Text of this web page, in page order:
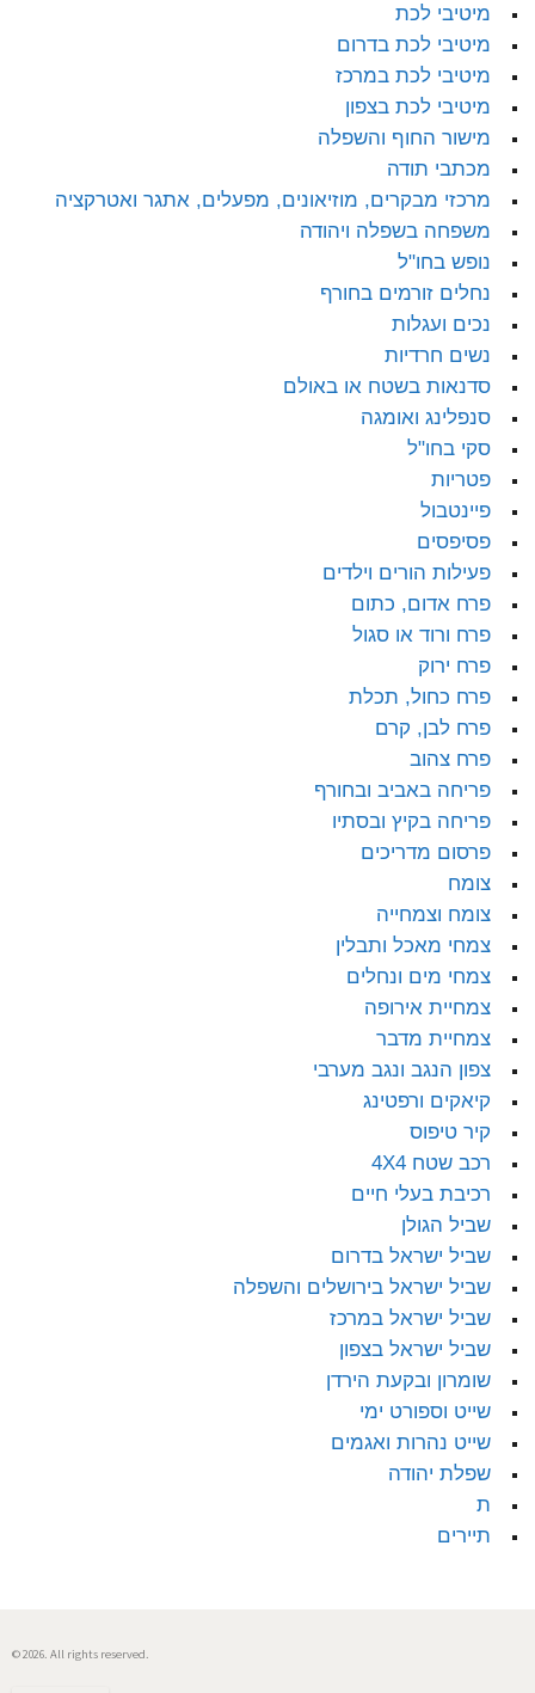
מיטיבי לכת
מיטיבי לכת בדרום
מיטיבי לכת במרכז
מיטיבי לכת בצפון
מישור החוף והשפלה
מכתבי תודה
מרכזי מבקרים, מוזיאונים, מפעלים, אתגר ואטרקציה
משפחה בשפלה ויהודה
נופש בחו"ל
נחלים זורמים בחורף
נכים ועגלות
נשים חרדיות
סדנאות בשטח או באולם
סנפלינג ואומגה
סקי בחו"ל
פטריות
פיינטבול
פסיפסים
פעילות הורים וילדים
פרח אדום, כתום
פרח ורוד או סגול
פרח ירוק
פרח כחול, תכלת
פרח לבן, קרם
פרח צהוב
פריחה באביב ובחורף
פריחה בקיץ ובסתיו
פרסום מדריכים
צומח
צומח וצמחייה
צמחי מאכל ותבלין
צמחי מים ונחלים
צמחיית אירופה
צמחיית מדבר
צפון הנגב ונגב מערבי
קיאקים ורפטינג
קיר טיפוס
רכב שטח 4X4
רכיבת בעלי חיים
שביל הגולן
שביל ישראל בדרום
שביל ישראל בירושלים והשפלה
שביל ישראל במרכז
שביל ישראל בצפון
שומרון ובקעת הירדן
שייט וספורט ימי
שייט נהרות ואגמים
שפלת יהודה
ת
תיירים
© 2026. All rights reserved.